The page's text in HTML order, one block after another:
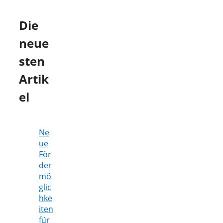
Die
neue
sten
Artik
el
Ne
ue
För
der
mö
glic
hke
iten
für